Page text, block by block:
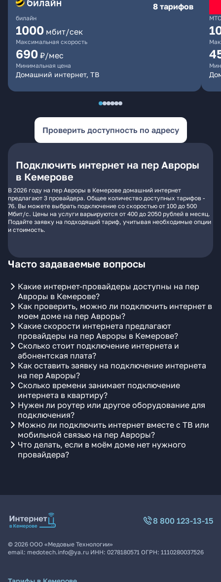
билайн
8 тарифов
1000 мбит/сек
Максимальная скорость
690 ₽/мес
Минимальная цена
Домашний интернет, ТВ
МТС
Проверить доступность по адресу
Подключить интернет на пер Авроры
в Кемерове
В 2026 году на пер Авроры в Кемерове домашний интернет
предлагают 3 провайдера. Общее количество доступных тарифов -
76. Вы можете выбрать подключение со скоростью от 100 до 500
Мбит/с. Цены на услуги варьируются от 400 до 2050 рублей в месяц.
Подайте заявку на подходящий тариф, учитывая необходимые опции
и стоимость.
Часто задаваемые вопросы
Какие интернет-провайдеры доступны на пер
Авроры в Кемерове?
Как проверить, можно ли подключить интернет в
моем доме на пер Авроры?
Какие скорости интернета предлагают
провайдеры на пер Авроры в Кемерове?
Сколько стоит подключение интернета и
абонентская плата?
Как оставить заявку на подключение интернета
на пер Авроры?
Сколько времени занимает подключение
интернета в квартиру?
Нужен ли роутер или другое оборудование для
подключения?
Можно ли подключить интернет вместе с ТВ или
мобильной связью на пер Авроры?
Что делать, если в моём доме нет нужного
провайдера?
8 800 123-13-15
© 2026 ООО «Медовые Технологии»
email: medotech.info@ya.ru ИНН: 0278180571 ОГРН: 1110280037526